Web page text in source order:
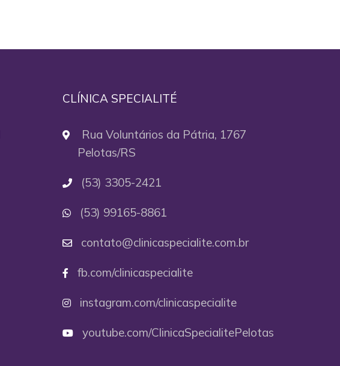
CLÍNICA SPECIALITÉ
Rua Voluntários da Pátria, 1767
Pelotas/RS
(53) 3305-2421
(53) 99165-8861
contato@clinicaspecialite.com.br
fb.com/clinicaspecialite
instagram.com/clinicaspecialite
youtube.com/ClinicaSpecialitePelotas